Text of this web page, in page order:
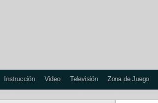
Instrucción Video Televisión Zona de Juego